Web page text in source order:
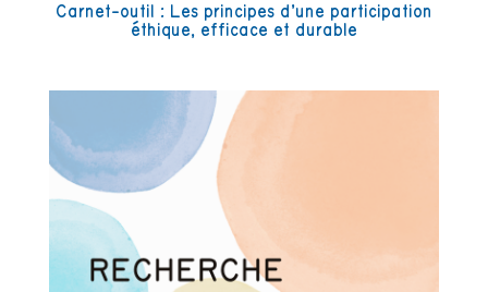
Carnet-outil : Les principes d’une participation
éthique, efficace et durable